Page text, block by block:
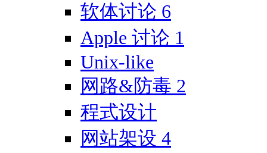
软体讨论 6
Apple 讨论 1
Unix-like
网路&防毒 2
程式设计
网站架设 4